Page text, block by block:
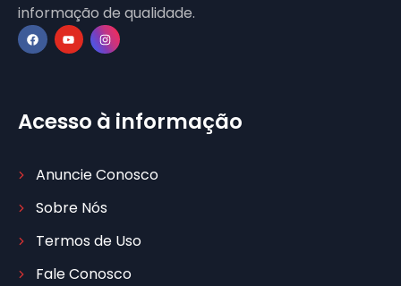
informação de qualidade.
Acesso à informação
Anuncie Conosco
Sobre Nós
Termos de Uso
Fale Conosco